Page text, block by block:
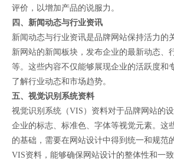
评价，以增加产品的说服力。
四、新闻动态与行业资讯
新闻动态与行业资讯是品牌网站保持活力的
新网站的新闻板块，发布企业的最新动态、
等。这些内容不仅能够展现企业的活跃度和
了解行业动态和市场趋势。
五、视觉识别系统资料
视觉识别系统（VIS）资料对于品牌网站的
企业的标志、标准色、字体等视觉元素。这
的基础，需要在网站设计中得到统一和规范
VIS资料，能够确保网站设计的整体性和一致